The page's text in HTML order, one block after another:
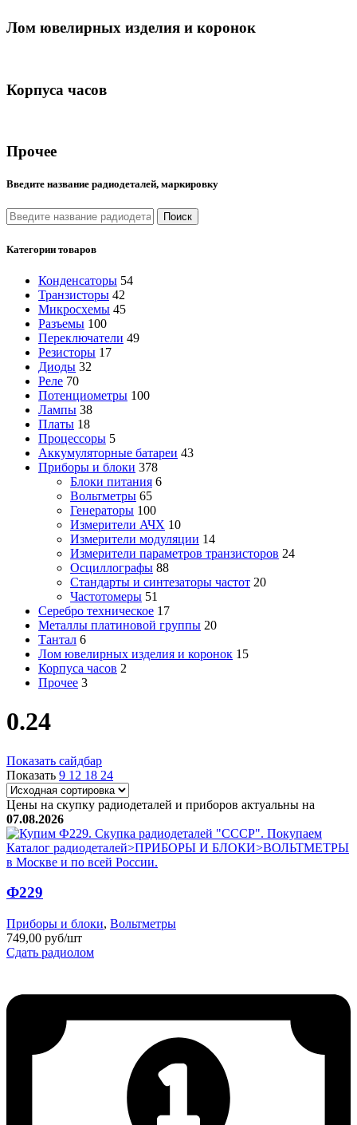
Лом ювелирных изделия и коронок
Корпуса часов
Прочее
Введите название радиодеталей, маркировку
Поиск
Категории товаров
Конденсаторы 54
Транзисторы 42
Микросхемы 45
Разъемы 100
Переключатели 49
Резисторы 17
Диоды 32
Реле 70
Потенциометры 100
Лампы 38
Платы 18
Процессоры 5
Аккумуляторные батареи 43
Приборы и блоки 378
Блоки питания 6
Вольтметры 65
Генераторы 100
Измерители АЧХ 10
Измерители модуляции 14
Измерители параметров транзисторов 24
Осциллографы 88
Стандарты и синтезаторы частот 20
Частотомеры 51
Серебро техническое 17
Металлы платиновой группы 20
Тантал 6
Лом ювелирных изделия и коронок 15
Корпуса часов 2
Прочее 3
0.24
Показать сайдбар
Показать 9 12 18 24
Цены на скупку радиодеталей и приборов актуальны на
07.08.2026
Ф229
Приборы и блоки, Вольтметры
749,00 руб/шт
Сдать радиолом